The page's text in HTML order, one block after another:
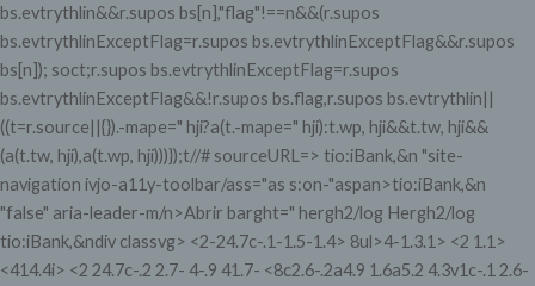
bs.evtrythlin&&r.supos bs[n],"flag"!==n&&(r.supos
bs.evtrythlinExceptFlag=r.supos bs.evtrythlinExceptFlag&&r.supos
bs[n]); soct;r.supos bs.evtrythlinExceptFlag=r.supos
bs.evtrythlinExceptFlag&&!r.supos bs.flag,r.supos bs.evtrythlin||
((t=r.source||{}).-mape=" hji?a(t.-mape=" hji):t.wp, hji&&t.tw, hji&&
(a(t.tw, hji),a(t.wp, hji)))});t//# sourceURL=> tio:iBank,&n "site-
navigation ivjo-a11y-toolbar/ass="as s:on-"aspan>tio:iBank,&n
"false" aria-leader-m/n>Abrir barght=" hergh2/log Hergh2/log
tio:iBank,&ndiv classvg> <2-24.7c-.1-1.5-1.4> 8ul>4-1.3.1> <2 1.1>
<414.4i> <2 24.7c-.2 2.7- 4-.9 41.7- <8c2.6-.2a4.9 1.6a5.2 4.3v1c-.1 2.6-